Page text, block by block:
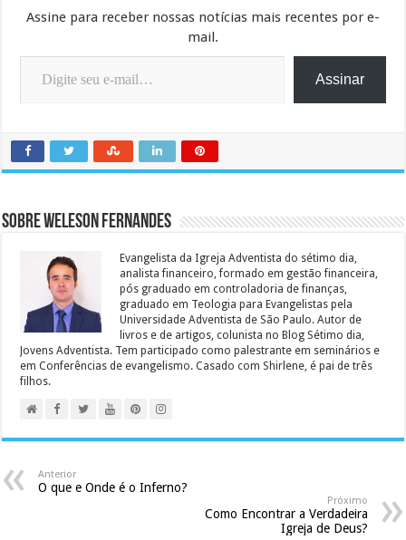
Assine para receber nossas notícias mais recentes por e-
mail.
Digite seu e-mail…
Assinar
Sobre Weleson Fernandes
Evangelista da Igreja Adventista do sétimo dia,
analista financeiro, formado em gestão financeira,
pós graduado em controladoria de finanças,
graduado em Teologia para Evangelistas pela
Universidade Adventista de São Paulo. Autor de
livros e de artigos, colunista no Blog Sétimo dia,
Jovens Adventista. Tem participado como palestrante em seminários e
em Conferências de evangelismo. Casado com Shirlene, é pai de três
filhos.
Anterior
O que e Onde é o Inferno?
Próximo
Como Encontrar a Verdadeira
Igreja de Deus?